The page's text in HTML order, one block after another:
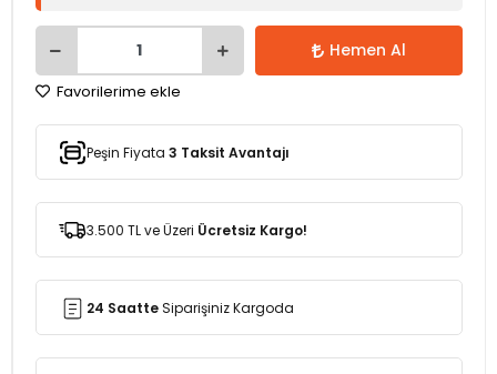
Hemen Al
Favorilerime ekle
Peşin Fiyata 3 Taksit Avantajı
3.500 TL ve Üzeri Ücretsiz Kargo!
24 SaatteSiparişiniz Kargoda